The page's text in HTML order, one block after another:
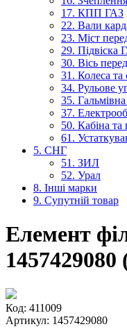
17. КПП ГАЗ
22. Вали
23. Міст
29. Підвіска
30. Вісь
31. Колеса
34. Рульове
35.
37.
50. Кабіна
61.
5. СНГ
51. ЗИЛ
52. Урал
8. Інші марки
9. Супутній товар
Елемент
1457429080
Код: 411009
Артикул: 1457429080